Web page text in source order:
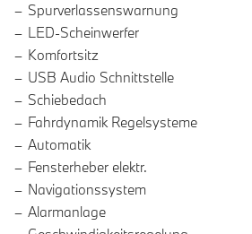
Spurverlassenswarnung
LED-Scheinwerfer
Komfortsitz
USB Audio Schnittstelle
Schiebedach
Fahrdynamik Regelsysteme
Automatik
Fensterheber elektr.
Navigationssystem
Alarmanlage